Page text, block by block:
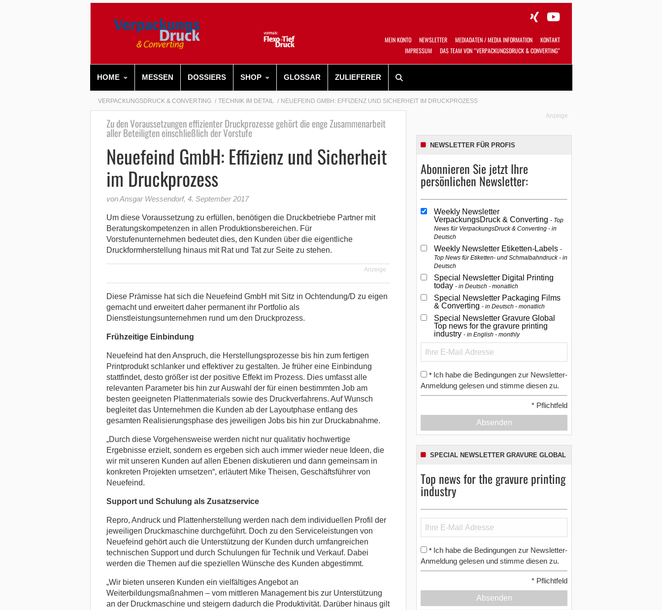
MEIN KONTO NEWSLETTER MEDIADATEN / MEDIA INFORMATION
KONTAKT
IMPRESSUM
DAS TEAM VON “VERPACKUNGSDRUCK & CONVERTING”
HOME MESSEN DOSSIERS SHOP GLOSSAR ZULIEFERER
VERPACKUNGSDRUCK & CONVERTING TECHNIK IM DETAIL NEUEFEIND GMBH: EFFIZIENZ UND SICHERHEIT IM DRUCKPROZESS
Zu den Voraussetzungen effizienter Druckprozesse gehört die enge Zusammenarbeit
aller Beteiligten einschließlich der Vorstufe
Neuefeind GmbH: Effizienz und Sicherheit
im Druckprozess
von Ansgar Wessendorf, 4. September 2017
Um diese Voraussetzung zu erfüllen, benötigen die Druckbetriebe Partner mit
Beratungskompetenzen in allen Produktionsbereichen. Für
Vorstufenunternehmen bedeutet dies, den Kunden über die eigentliche
Druckformherstellung hinaus mit Rat und Tat zur Seite zu stehen.
Anzeige
Diese Prämisse hat sich die Neuefeind GmbH mit Sitz in Ochtendung/D zu eigen
gemacht und erweitert daher permanent ihr Portfolio als
Dienstleistungsunternehmen rund um den Druckprozess.
Frühzeitige Einbindung
Neuefeind hat den Anspruch, die Herstellungsprozesse bis hin zum fertigen
Printprodukt schlanker und effektiver zu gestalten. Je früher eine Einbindung
stattfindet, desto größer ist der positive Effekt im Prozess. Dies umfasst alle
relevanten Parameter bis hin zur Auswahl der für einen bestimmten Job am
besten geeigneten Plattenmaterials sowie des Druckverfahrens. Auf Wunsch
begleitet das Unternehmen die Kunden ab der Layoutphase entlang des
gesamten Realisierungsphase des jeweiligen Jobs bis hin zur Druckabnahme.
„Durch diese Vorgehensweise werden nicht nur qualitativ hochwertige
Ergebnisse erzielt, sondern es ergeben sich auch immer wieder neue Ideen, die
wir mit unseren Kunden auf allen Ebenen diskutieren und dann gemeinsam in
konkreten Projekten umsetzen“, erläutert Mike Theisen, Geschäftsführer von
Neuefeind.
Support und Schulung als Zusatzservice
Repro, Andruck und Plattenherstellung werden nach dem individuellen Profil der
jeweiligen Druckmaschine durchgeführt. Doch zu den Serviceleistungen von
Neuefeind gehört auch die Unterstützung der Kunden durch umfangreichen
technischen Support und durch Schulungen für Technik und Verkauf. Dabei
werden die Themen auf die speziellen Wünsche des Kunden abgestimmt.
„Wir bieten unseren Kunden ein vielfältiges Angebot an
Weiterbildungsmaßnahmen – vom mittleren Management bis zur Unterstützung
an der Druckmaschine und steigern dadurch die Produktivität. Darüber hinaus gilt
Anzeige
NEWSLETTER FÜR PROFIS
Abonnieren Sie jetzt Ihre
persönlichen Newsletter:
Weekly Newsletter
VerpackungsDruck & Converting Top
News für VerpackungsDruck & Converting - in
Deutsch
Weekly Newsletter Etiketten-Labels
Top News für Etiketten- und Schmalbahndruck - in
Deutsch
Special Newsletter Digital Printing
today in Deutsch - monatlich
Special Newsletter Packaging Films
& Converting in Deutsch - monatlich
Special Newsletter Gravure Global
Top news for the gravure printing
industry in English - monthly
* Ich habe die Bedingungen zur Newsletter-
Anmeldung gelesen und stimme diesen zu.
* Pflichtfeld
Absenden
SPECIAL NEWSLETTER GRAVURE GLOBAL
Top news for the gravure printing
industry
* Ich habe die Bedingungen zur Newsletter-
Anmeldung gelesen und stimme diesen zu.
* Pflichtfeld
Absenden